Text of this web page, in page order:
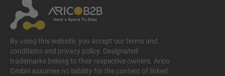
By using this website, you accept our terms and
conditions and privacy policy. Designated
trademarks belong to their respective owners. Arico
GmbH assumes no liability for the content of linked